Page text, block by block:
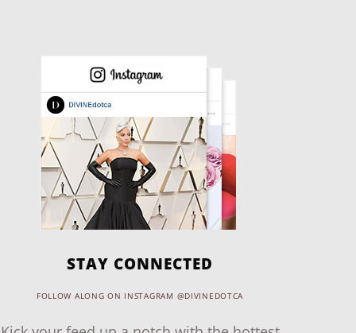
STAY CONNECTED
FOLLOW ALONG ON INSTAGRAM @DIVINEDOTCA